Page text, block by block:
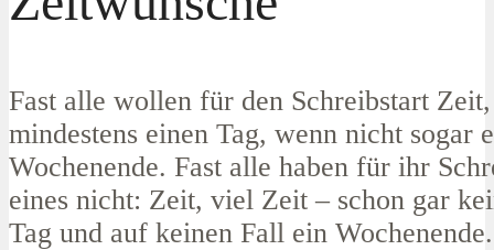
Fast alle wollen für den Schreibstart
mindestens einen Tag, wenn nicht sogar
Wochenende. Fast alle haben für ihr
eines nicht: Zeit, viel Zeit – schon gar
Tag und auf keinen Fall ein Wochenende.